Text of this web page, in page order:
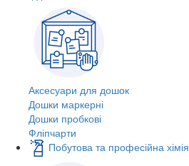
Аксесуари для дошок
Дошки маркерні
Дошки пробкові
Фліпчарти
Побутова та професійна хімія